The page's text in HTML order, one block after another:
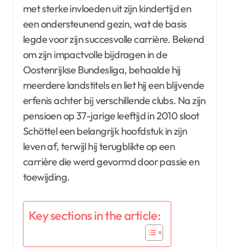
met sterke invloeden uit zijn kindertijd en
een ondersteunend gezin, wat de basis
legde voor zijn succesvolle carrière. Bekend
om zijn impactvolle bijdragen in de
Oostenrijkse Bundesliga, behaalde hij
meerdere landstitels en liet hij een blijvende
erfenis achter bij verschillende clubs. Na zijn
pensioen op 37-jarige leeftijd in 2010 sloot
Schöttel een belangrijk hoofdstuk in zijn
leven af, terwijl hij terugblikte op een
carrière die werd gevormd door passie en
toewijding.
Key sections in the article: